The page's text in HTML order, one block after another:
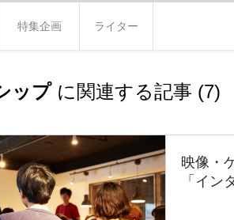
特集企画 ライター
ップ に関連する記事 (7)
映像・
「イン